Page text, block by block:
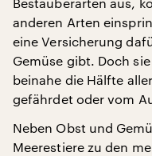
anderen Arten
eine Versicherung
Gemüse gibt. Doch
beinahe die Hälfte
gefährdet oder vom
Neben Obst und
Meerestiere zu den